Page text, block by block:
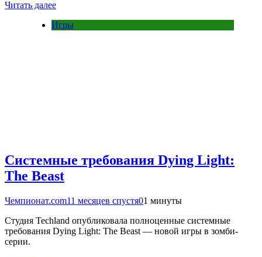
Читать далее
Игры
Системные требования Dying Light:
The Beast
Чемпионат.com11 месяцев спустя01 минуты
Студия Techland опубликовала полноценные системные
требования Dying Light: The Beast — новой игры в зомби-
серии.